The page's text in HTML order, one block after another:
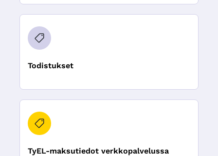
Todistukset
TyEL-maksutiedot verkkopalvelussa